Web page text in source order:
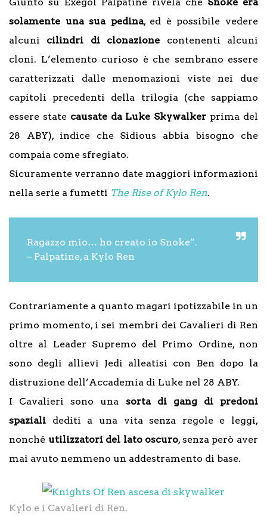
solamente una sua pedina, ed è possibile vedere
alcuni cilindri di clonazione contenenti alcuni
cloni. L’elemento curioso è che sembrano essere
caratterizzati dalle menomazioni viste nei due
capitoli precedenti della trilogia (che sappiamo
essere state causate da Luke Skywalker prima del
28 ABY), indice che Sidious abbia bisogno che
compaia come sfregiato.
Sicuramente verranno date maggiori informazioni
nella serie a fumetti The Rise of Kylo Ren.
Ragazzo mio… ho creato io Snoke”.
– Palpatine, a Kylo Ren
Contrariamente a quanto magari ipotizzabile in un
primo momento, i sei membri dei Cavalieri di Ren
oltre al Leader Supremo del Primo Ordine, non
sono degli allievi Jedi alleatisi con Ben dopo la
distruzione dell’Accademia di Luke nel 28 ABY.
I Cavalieri sono una sorta di gang di predoni
spaziali dediti a una vita senza regole e leggi,
nonché utilizzatori del lato oscuro, senza però aver
mai avuto nemmeno un addestramento di base.
Kylo e i Cavalieri di Ren.